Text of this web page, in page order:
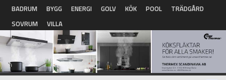
Hoppa till huvudinnehåll
BADRUM BYGG ENERGI GOLV KÖK POOL
TRÄDGÅRD
SOVRUM
VILLA